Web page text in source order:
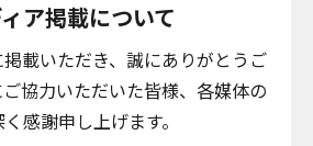
ア掲載について
載いただき、誠にありがとうご
協力いただいた皆様、各媒体の
感謝申し上げます。